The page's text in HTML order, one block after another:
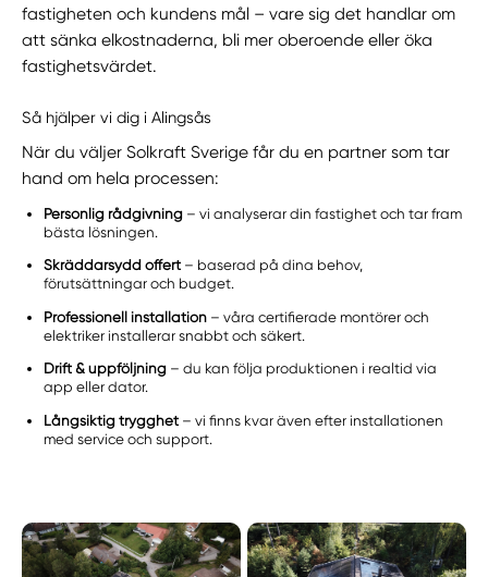
fastigheten och kundens mål – vare sig det handlar om
att sänka elkostnaderna, bli mer oberoende eller öka
fastighetsvärdet.
Så hjälper vi dig i Alingsås
När du väljer Solkraft Sverige får du en partner som tar
hand om hela processen:
Personlig rådgivning – vi analyserar din fastighet och tar fram
bästa lösningen.
Skräddarsydd offert – baserad på dina behov,
förutsättningar och budget.
Professionell installation – våra certifierade montörer och
elektriker installerar snabbt och säkert.
Drift & uppföljning – du kan följa produktionen i realtid via
app eller dator.
Långsiktig trygghet – vi finns kvar även efter installationen
med service och support.